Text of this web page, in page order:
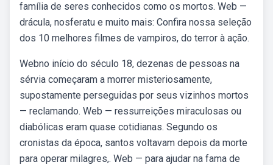
família de seres conhecidos como os mortos. Web —
drácula, nosferatu e muito mais: Confira nossa seleção
dos 10 melhores filmes de vampiros, do terror à ação.
Webno início do século 18, dezenas de pessoas na
sérvia começaram a morrer misteriosamente,
supostamente perseguidas por seus vizinhos mortos
— reclamando. Web — ressurreições miraculosas ou
diabólicas eram quase cotidianas. Segundo os
cronistas da época, santos voltavam depois da morte
para operar milagres,. Web — para ajudar na fama de